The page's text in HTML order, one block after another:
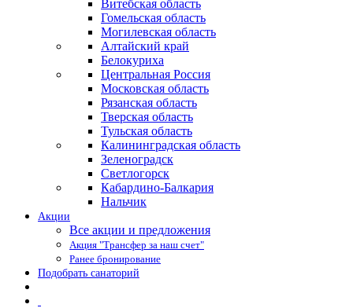
Витебская область
Гомельская область
Могилевская область
Алтайский край
Белокуриха
Центральная Россия
Московская область
Рязанская область
Тверская область
Тульская область
Калининградская область
Зеленоградск
Светлогорск
Кабардино-Балкария
Нальчик
Акции
Все акции и предложения
Акция "Трансфер за наш счет"
Ранее бронирование
Подобрать санаторий